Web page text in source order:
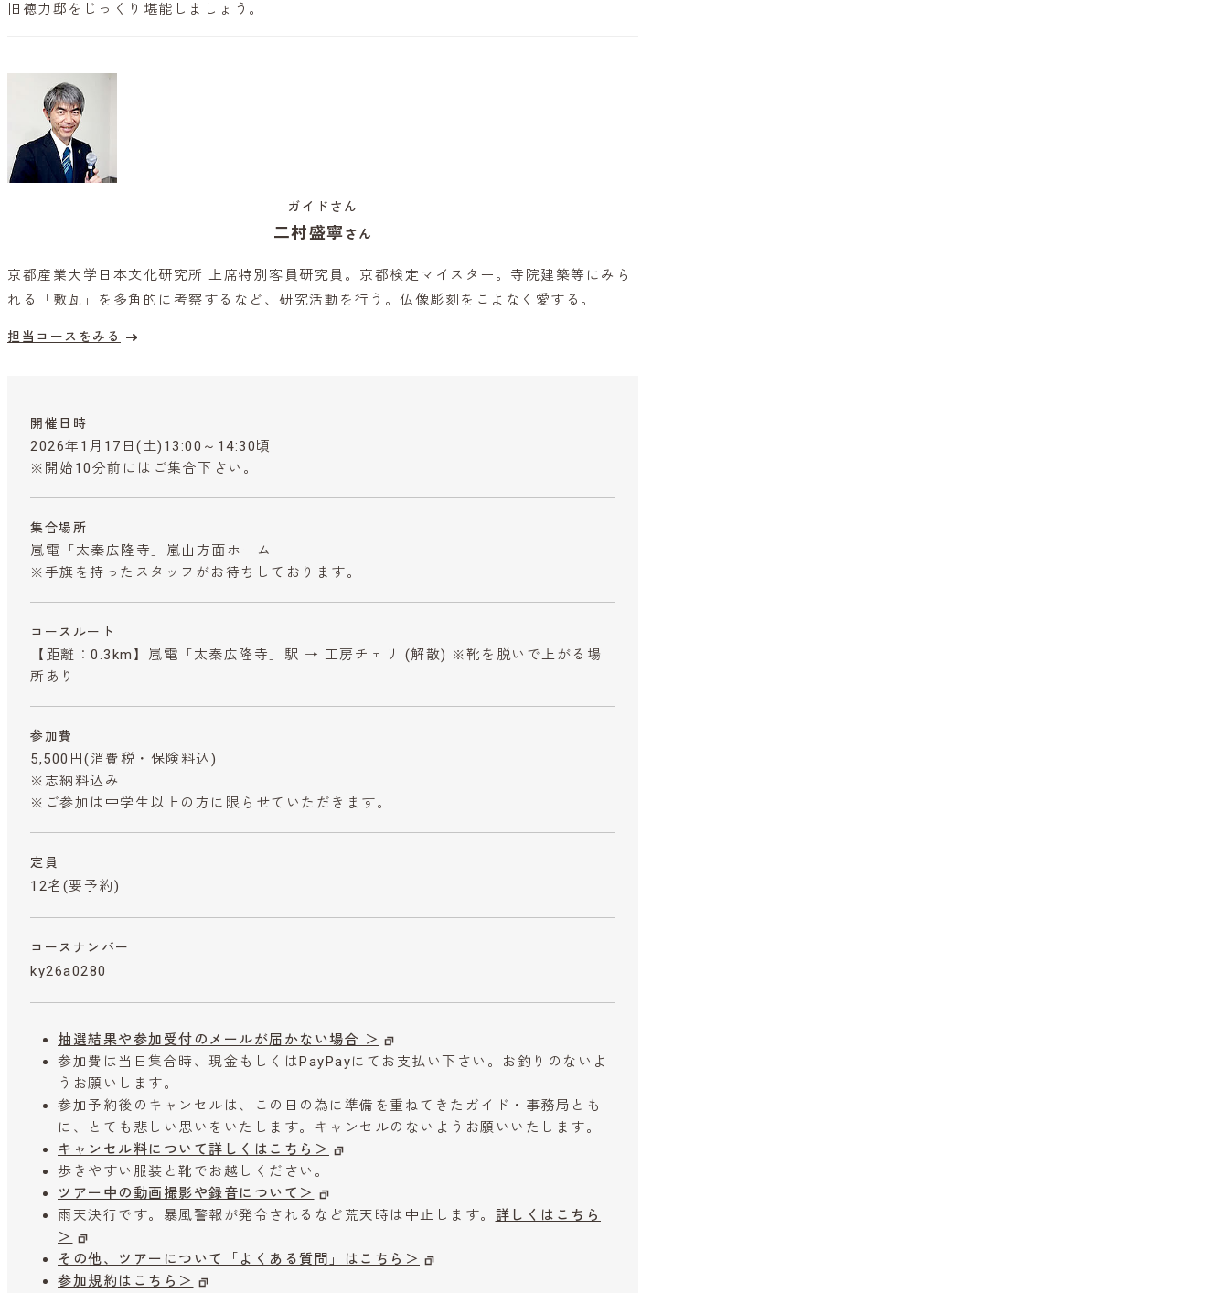
旧徳力邸をじっくり堪能しましょう。
ガイドさん
二村盛寧さん
京都産業大学日本文化研究所 上席特別客員研究員。京都検定マイスター。寺院建築等にみら
れる「敷瓦」を多角的に考察するなど、研究活動を行う。仏像彫刻をこよなく愛する。
担当コースをみる
開催日時
2026年1月17日(土)13:00～14:30頃
※開始10分前にはご集合下さい。
集合場所
嵐電「太秦広隆寺」嵐山方面ホーム
※手旗を持ったスタッフがお待ちしております。
コースルート
【距離：0.3km】嵐電「太秦広隆寺」駅 → 工房チェリ (解散) ※靴を脱いで上がる場
所あり
参加費
5,500円 (消費税・保険料込)
※志納料込み
※ご参加は中学生以上の方に限らせていただきます。
定員
12名(要予約)
コースナンバー
ky26a0280
抽選結果や参加受付のメールが届かない場合 ＞
参加費は当日集合時、現金もしくはPayPayにてお支払い下さい。お釣りのないよ
うお願いします。
参加予約後のキャンセルは、この日の為に準備を重ねてきたガイド・事務局とも
に、とても悲しい思いをいたします。キャンセルのないようお願いいたします。
キャンセル料について詳しくはこちら＞
歩きやすい服装と靴でお越しください。
ツアー中の動画撮影や録音について＞
雨天決行です。暴風警報が発令されるなど荒天時は中止します。 詳しくはこちら
＞
その他、ツアーについて「よくある質問」はこちら＞
参加規約はこちら＞